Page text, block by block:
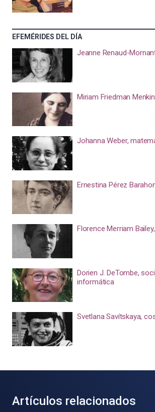
EFEMÉRIDES DEL DÍA
Jeanne Renaud-
Miriam Friedman
Johanna Weber,
Ernestina Pérez
Florence Merriam
Dorien J. DeTombe,
informática
Svetlana Savítskaya,
Artículos relacionados